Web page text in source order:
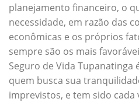
planejamento financeiro, o
necessidade, em razão das
econômicas e os próprios
sempre são os mais
Seguro de Vida
quem busca sua
imprevistos, e tem sido cada